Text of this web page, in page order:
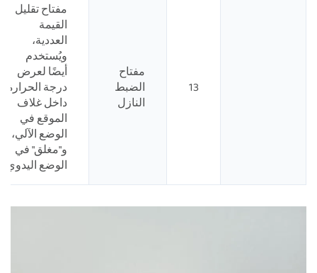
13
مفتاح
الضبط
النازل
مفتاح تقليل
القيمة
العددية،
ويُستخدم
أيضًا لعرض
درجة الحرارة
داخل غلاف
الموقع في
الوضع الآلي،
و"مغلق" في
الوضع اليدوي